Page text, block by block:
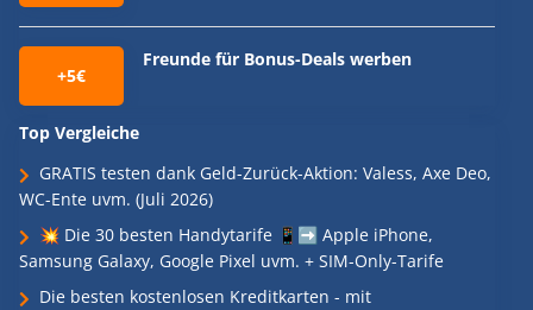
+5€
Freunde für Bonus-Deals werben
Top Vergleiche
GRATIS testen dank Geld-Zurück-Aktion: Valess, Axe Deo,
WC-Ente uvm. (Juli 2026)
💥 Die 30 besten Handytarife 📱➡️ Apple iPhone,
Samsung Galaxy, Google Pixel uvm. + SIM-Only-Tarife
Die besten kostenlosen Kreditkarten - mit